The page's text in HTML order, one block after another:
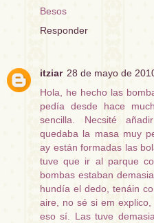
Besos
Responder
itziar 28 de mayo de
Hola, he hecho las
pedía desde hace
sencilla. Necsité
quedaba la masa muy
ay están formadas las
tuve que ir al parque
bombas estaban
hundía el dedo, tenáin
aire, no sé si em
eso sí. Las tuve